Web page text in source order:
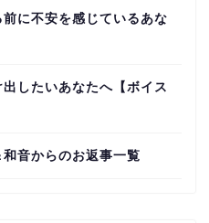
に不安を感じているあな
したいあなたへ【ボイス
音からのお返事一覧